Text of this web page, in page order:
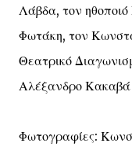
Λάβδα, τον
Φωτάκη, τον
Θεατρικό
Αλέξανδρο Κακαβά
Φωτογραφίες: